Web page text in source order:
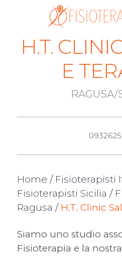
H.T.
E
RAGUSA/
Home / Fisioterapisti
Fisioterapisti Sicilia /
Ragusa / H.T. Clinic
Siamo uno studio
Fisioterapia e la